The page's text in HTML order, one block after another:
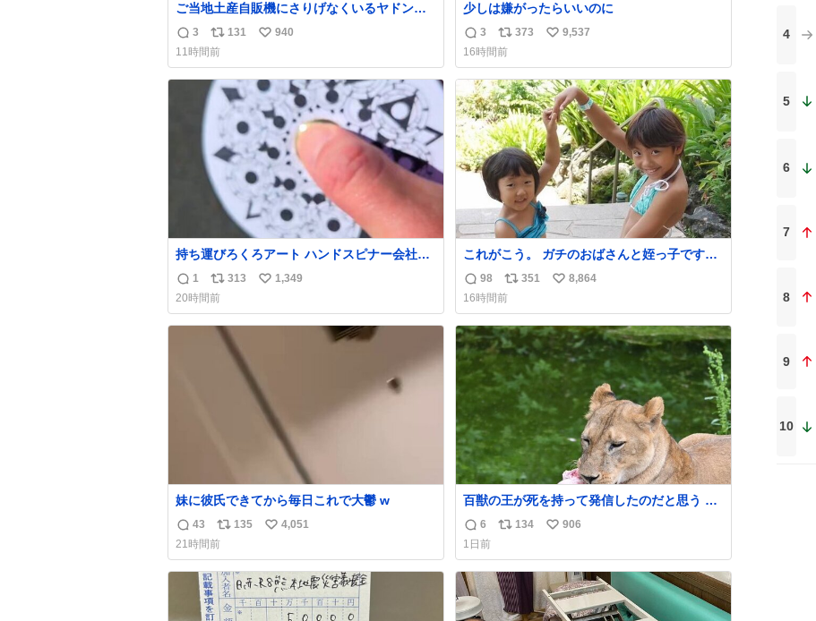
ご当地土産自販機にさりげなくいるヤドン
¥1650
返
信
数
3
リ
ポ
ス
ト
数
131
い
ね
数
940
11時間前
少しは嫌がったらいいのに
返
信
数
3
リ
ポ
ス
ト
数
373
い
ね
数
9,537
16時間前
持ち運びろくろアート ハンドスピナー会社の
偉い人、見てください。
返
信
数
1
リ
ポ
ス
ト
313
い
ね
1,349
20時間前
これがこう。 ガチのおばさんと姪っ子です。
（身長抜かされててしぬ笑） #ヤツルギ12 #
家族でヒロイン
返
信
数
98
リ
ポ
ス
ト
数
351
い
ね
数
8,864
16時間前
妹に彼氏できてから毎日これで大鬱 w
返
信
数
43
リ
ポ
ス
ト
数
135
い
ね
数
4,051
21時間前
百獣の王が死を持って発信したのだと思う 高
温多湿が尋常でない日本の夏 どうか早急に飼
育の環境を見直して 動物の命を護ってくださ
い…と 治療中のライオンが助かりますように
すべての動物の命が護られますように
2026.7.3📷多摩動物公園にて 残念ながら個体
の識別は出来ません
返
信
数
6
リ
ス
ト
数
134
い
ね
数
906
1日前
4
5
6
7
8
9
10